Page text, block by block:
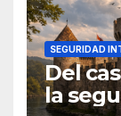
SEGURIDAD
Del
la